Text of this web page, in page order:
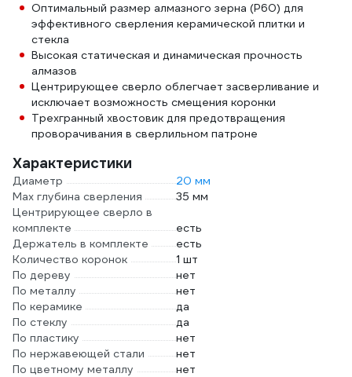
Оптимальный размер алмазного зерна (Р60) для
эффективного сверления керамической плитки и
стекла
Высокая статическая и динамическая прочность
алмазов
Центрирующее сверло облегчает засверливание и
исключает возможность смещения коронки
Трехгранный хвостовик для предотвращения
проворачивания в сверлильном патроне
Характеристики
Диаметр
20 мм
Max глубина сверления
35 мм
Центрирующее сверло в
комплекте
есть
Держатель в комплекте
есть
Количество коронок
1 шт
По дереву
нет
По металлу
нет
По керамике
да
По стеклу
да
По пластику
нет
По нержавеющей стали
нет
По цветному металлу
нет